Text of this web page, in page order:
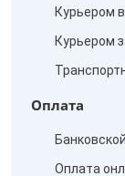
Курьером
Курьером
Оплата
Оплата